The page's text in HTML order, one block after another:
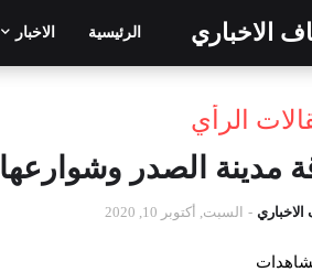
الاخباري الرئيسية الاخبار
الرأي
مدينة الصدر وشوارعها
- السبت, أكتوبر 10, 2020